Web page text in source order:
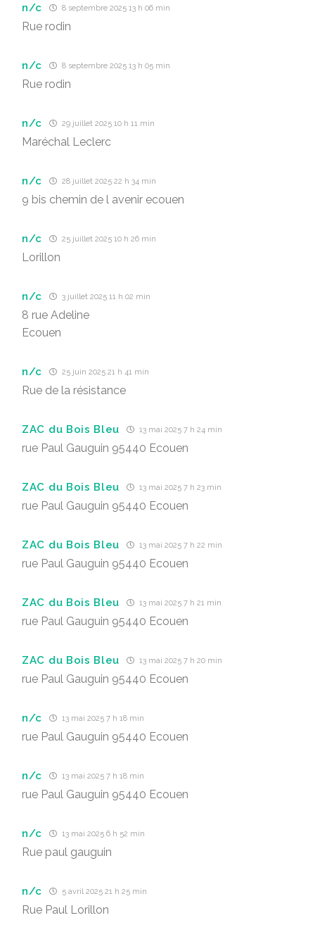
n/c 8 septembre 2025 13 h 06 min
Rue rodin
n/c 8 septembre 2025 13 h 05 min
Rue rodin
n/c 29 juillet 2025 10 h 11 min
Maréchal Leclerc
n/c 28 juillet 2025 22 h 34 min
9 bis chemin de l avenir ecouen
n/c 25 juillet 2025 10 h 26 min
Lorillon
n/c 3 juillet 2025 11 h 02 min
8 rue Adeline
Ecouen
n/c 25 juin 2025 21 h 41 min
Rue de la résistance
ZAC du Bois Bleu 13 mai 2025 7 h 24 min
rue Paul Gauguin 95440 Ecouen
ZAC du Bois Bleu 13 mai 2025 7 h 23 min
rue Paul Gauguin 95440 Ecouen
ZAC du Bois Bleu 13 mai 2025 7 h 22 min
rue Paul Gauguin 95440 Ecouen
ZAC du Bois Bleu 13 mai 2025 7 h 21 min
rue Paul Gauguin 95440 Ecouen
ZAC du Bois Bleu 13 mai 2025 7 h 20 min
rue Paul Gauguin 95440 Ecouen
n/c 13 mai 2025 7 h 18 min
rue Paul Gauguin 95440 Ecouen
n/c 13 mai 2025 7 h 18 min
rue Paul Gauguin 95440 Ecouen
n/c 13 mai 2025 6 h 52 min
Rue paul gauguin
n/c 5 avril 2025 21 h 25 min
Rue Paul Lorillon